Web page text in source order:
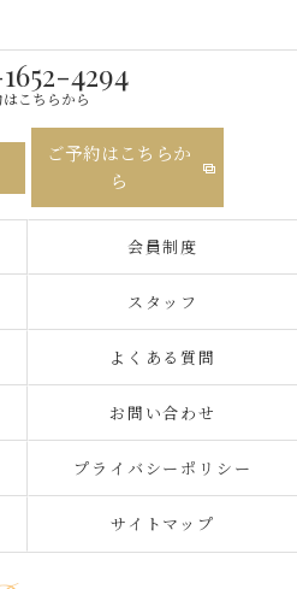
4294
はこちらから
ご予約はこちらか
ら
会員制度
スタッフ
よくある質問
お問い合わせ
プライバシーポリシー
サイトマップ